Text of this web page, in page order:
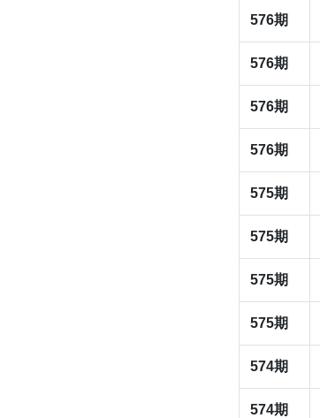
576期
576期
576期
576期
575期
575期
575期
575期
574期
574期